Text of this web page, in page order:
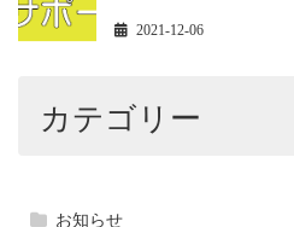
2021-12-06
カテゴリー
お知らせ